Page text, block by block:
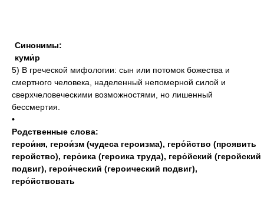
Синонимы:
куми́р
5) В греческой мифологии: сын или потомок божества и
смертного человека, наделенный непомерной силой и
сверхчеловеческими возможностями, но лишенный
бессмертия.
•
Родственные слова:
герои́ня, герои́зм (чудеса героизма), геро́йство (проявить
геройство), геро́ика (героика труда), геро́йский (геройский
подвиг), герои́ческий (героический подвиг),
геро́йствовать